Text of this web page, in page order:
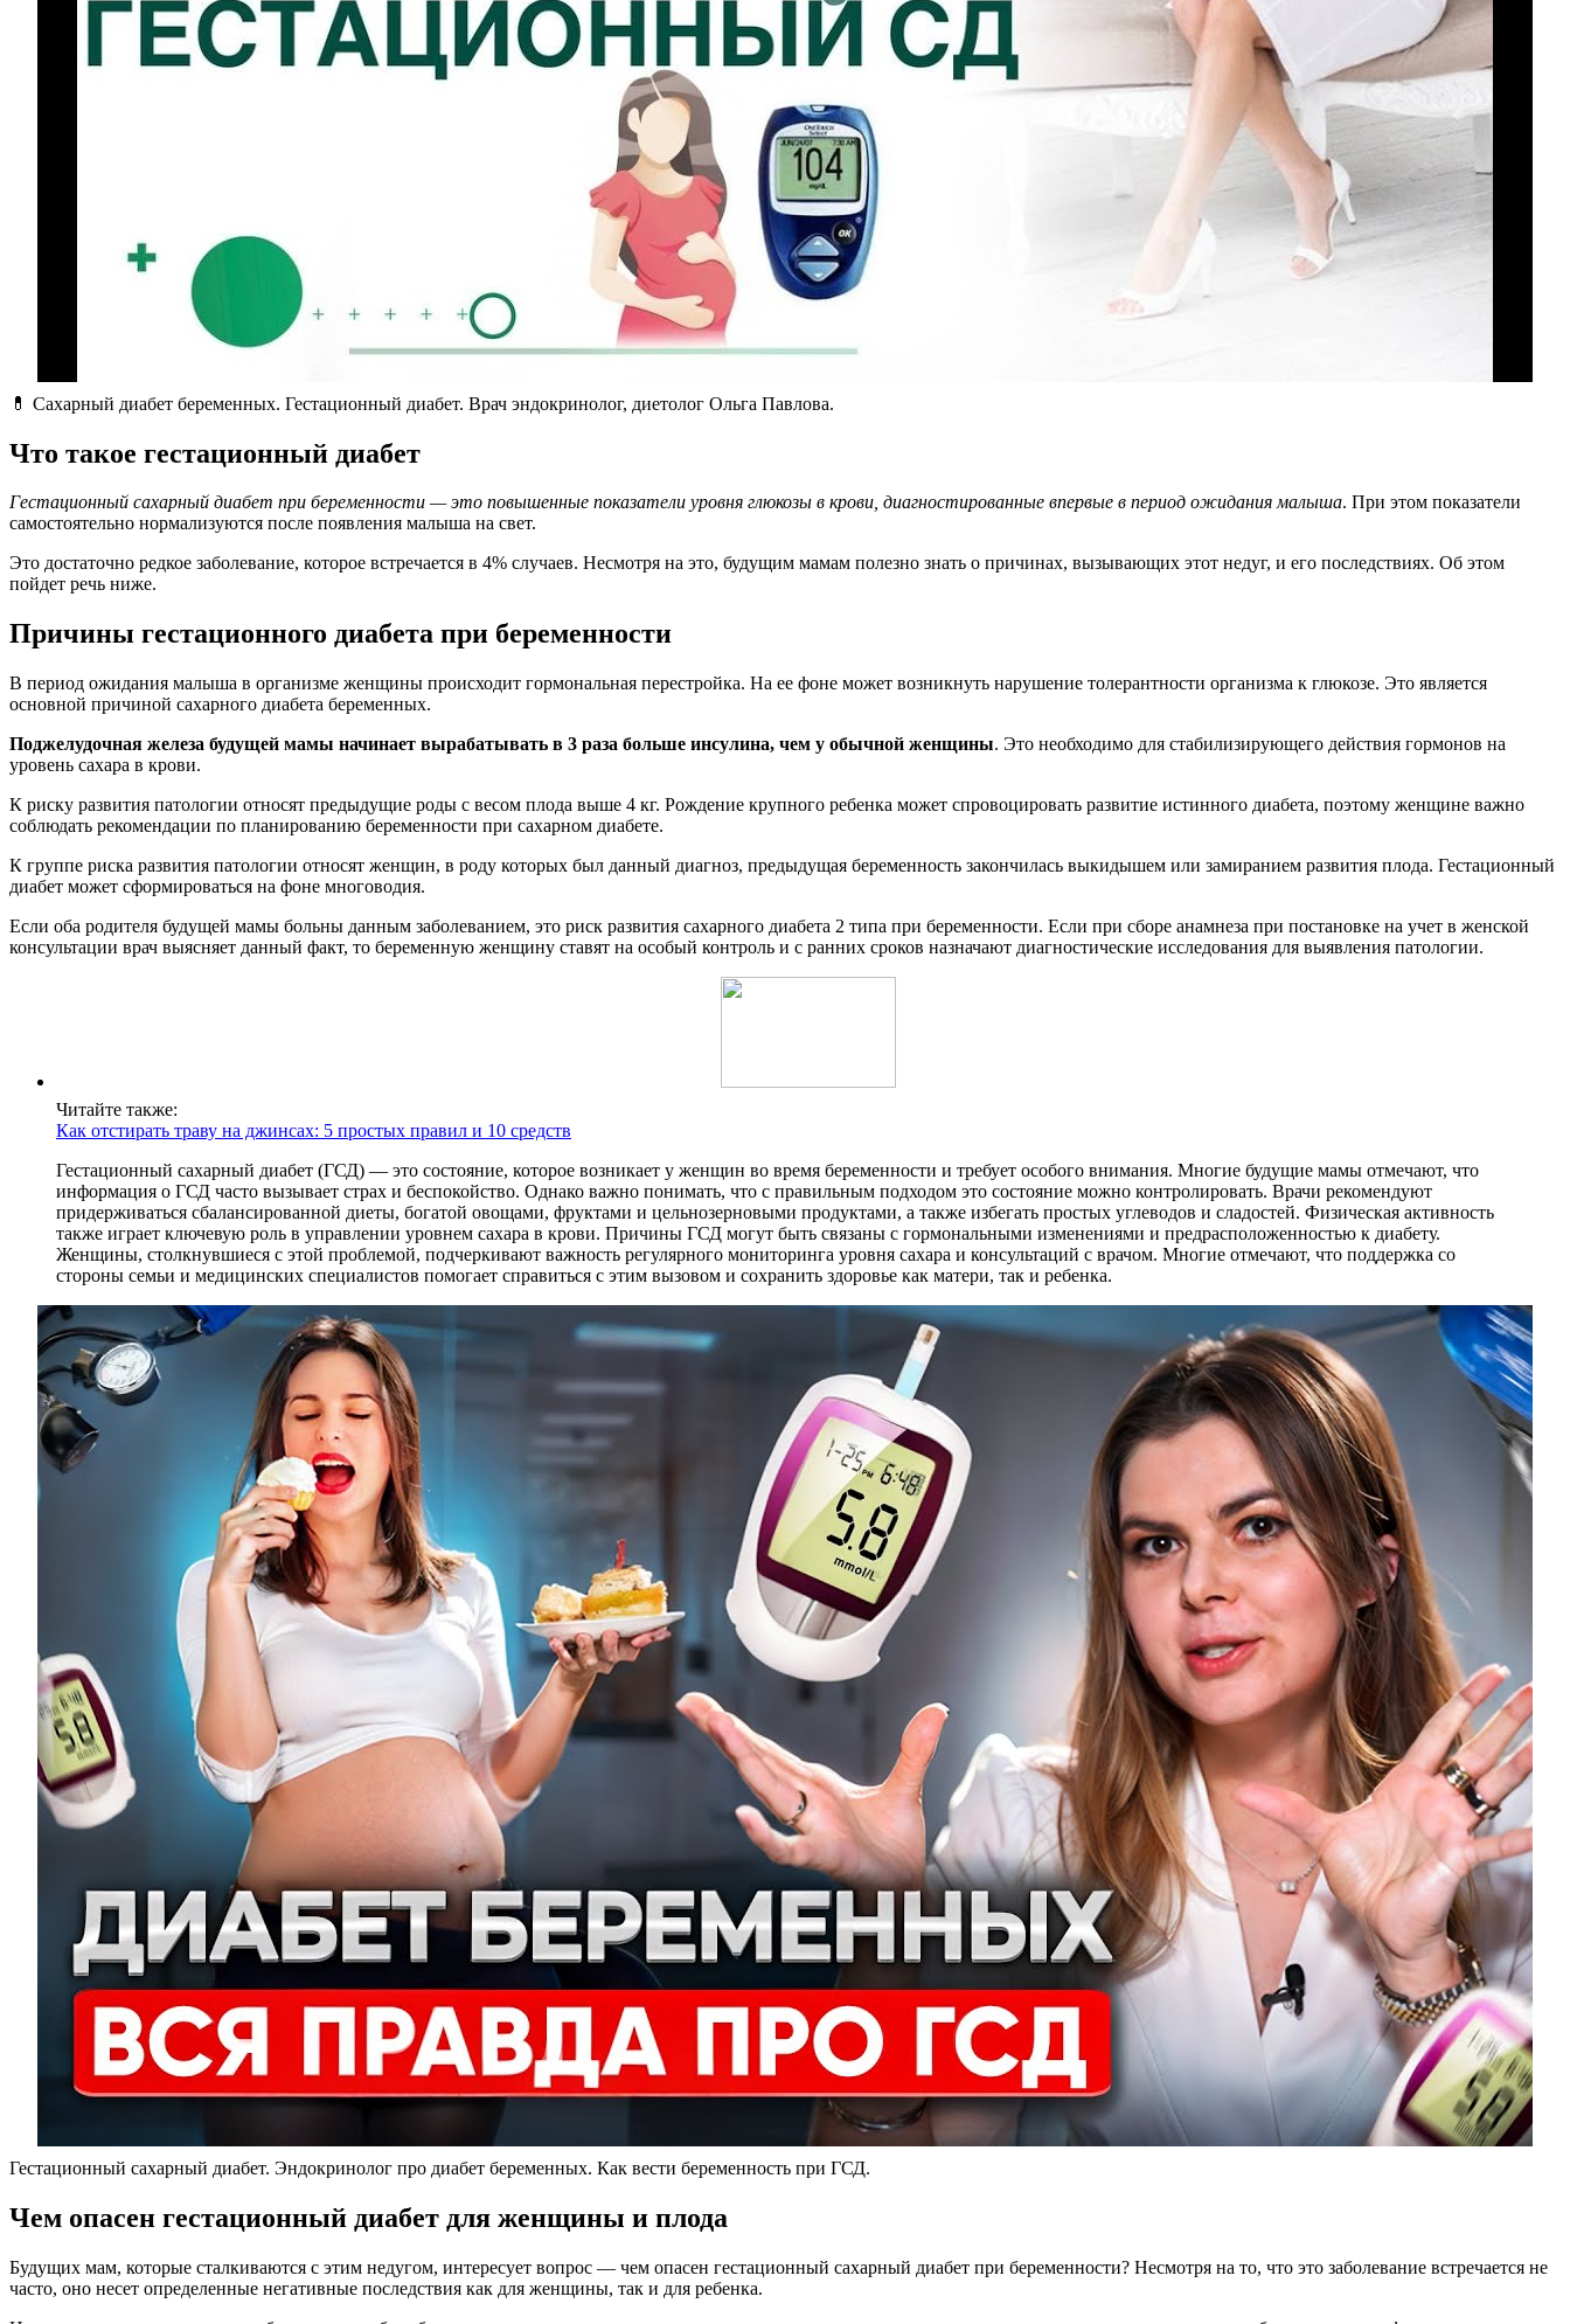
💊 Сахарный диабет беременных. Гестационный диабет. Врач эндокринолог, диетолог Ольга Павлова.
Что такое гестационный диабет
Гестационный сахарный диабет при беременности — это повышенные показатели уровня глюкозы в крови, диагностированные впервые в период ожидания малыша. При этом показатели
самостоятельно нормализуются после появления малыша на свет.
Это достаточно редкое заболевание, которое встречается в 4% случаев. Несмотря на это, будущим мамам полезно знать о причинах, вызывающих этот недуг, и его последствиях. Об этом
пойдет речь ниже.
Причины гестационного диабета при беременности
В период ожидания малыша в организме женщины происходит гормональная перестройка. На ее фоне может возникнуть нарушение толерантности организма к глюкозе. Это является
основной причиной сахарного диабета беременных.
Поджелудочная железа будущей мамы начинает вырабатывать в 3 раза больше инсулина, чем у обычной женщины. Это необходимо для стабилизирующего действия гормонов на
уровень сахара в крови.
К риску развития патологии относят предыдущие роды с весом плода выше 4 кг. Рождение крупного ребенка может спровоцировать развитие истинного диабета, поэтому женщине важно
соблюдать рекомендации по планированию беременности при сахарном диабете.
К группе риска развития патологии относят женщин, в роду которых был данный диагноз, предыдущая беременность закончилась выкидышем или замиранием развития плода. Гестационный
диабет может сформироваться на фоне многоводия.
Если оба родителя будущей мамы больны данным заболеванием, это риск развития сахарного диабета 2 типа при беременности. Если при сборе анамнеза при постановке на учет в женской
консультации врач выясняет данный факт, то беременную женщину ставят на особый контроль и с ранних сроков назначают диагностические исследования для выявления патологии.
Читайте также:
Как отстирать траву на джинсах: 5 простых правил и 10 средств
Гестационный сахарный диабет (ГСД) — это состояние, которое возникает у женщин во время беременности и требует особого внимания. Многие будущие мамы отмечают, что
информация о ГСД часто вызывает страх и беспокойство. Однако важно понимать, что с правильным подходом это состояние можно контролировать. Врачи рекомендуют
придерживаться сбалансированной диеты, богатой овощами, фруктами и цельнозерновыми продуктами, а также избегать простых углеводов и сладостей. Физическая активность
также играет ключевую роль в управлении уровнем сахара в крови. Причины ГСД могут быть связаны с гормональными изменениями и предрасположенностью к диабету.
Женщины, столкнувшиеся с этой проблемой, подчеркивают важность регулярного мониторинга уровня сахара и консультаций с врачом. Многие отмечают, что поддержка со
стороны семьи и медицинских специалистов помогает справиться с этим вызовом и сохранить здоровье как матери, так и ребенка.
Гестационный сахарный диабет. Эндокринолог про диабет беременных. Как вести беременность при ГСД.
Чем опасен гестационный диабет для женщины и плода
Будущих мам, которые сталкиваются с этим недугом, интересует вопрос — чем опасен гестационный сахарный диабет при беременности? Несмотря на то, что это заболевание встречается не
часто, оно несет определенные негативные последствия как для женщины, так и для ребенка.